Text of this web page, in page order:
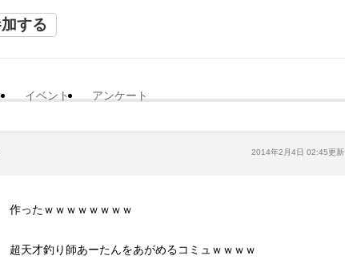
する
イベント アンケート
2014年2月4日 02:45更新
作ったｗｗｗｗｗｗｗｗ
超天才釣り師あーたんをあがめるコミュｗｗｗｗ